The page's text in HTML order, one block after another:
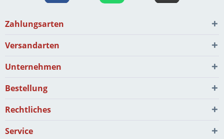
Zahlungsarten
Versandarten
Unternehmen
Bestellung
Rechtliches
Service